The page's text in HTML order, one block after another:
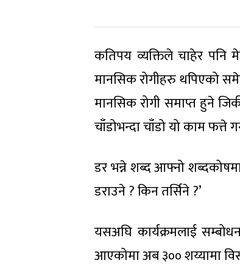
कतिपय व्यक्तिले चाहेर पनि
मानसिक रोगीहरु थपिएको समेत
मानसिक रोगी समाप्त हुने
चाँडोभन्दा चाँडो यो काम फत्ते
डर भन्ने शब्द आफ्नो
डराउने ? किन तर्सिने ?’
यसअघि कार्यक्रमलाई
आएकोमा अब ३०० शय्यामा